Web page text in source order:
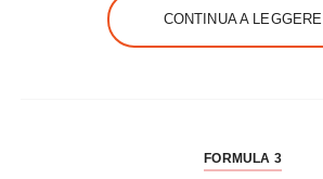
CONTINUA A LEGGERE
FORMULA 3